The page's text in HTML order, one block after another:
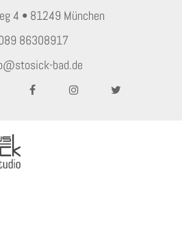
4 • 81249 München
86308917
bad.de